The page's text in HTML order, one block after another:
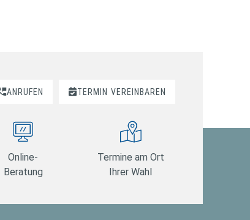
ANRUFEN TERMIN VEREINBAREN
Online-
Beratung
Termine am Ort
Ihrer Wahl